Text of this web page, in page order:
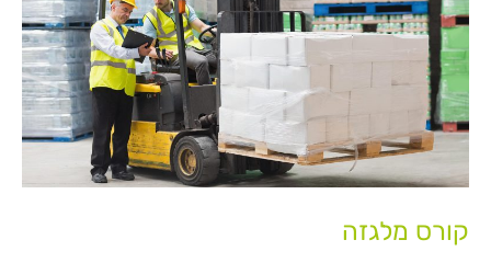
קורס מלגזה